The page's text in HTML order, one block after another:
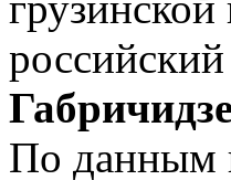
По данным